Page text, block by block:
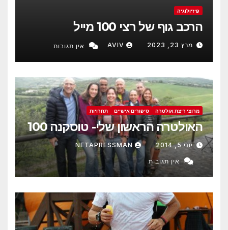
פיזיולוגיה
הרכב גוף של רצי 100 מייל
מרץ 23, 2023 AVIV אין תגובות
מרוצי ריצת אולטרה סיפורים אישיים תחרויות
האולטרה הראשון שלי- טוסקנה 100
יוני 5, 2014 NETAPRESSMAN
אין תגובות